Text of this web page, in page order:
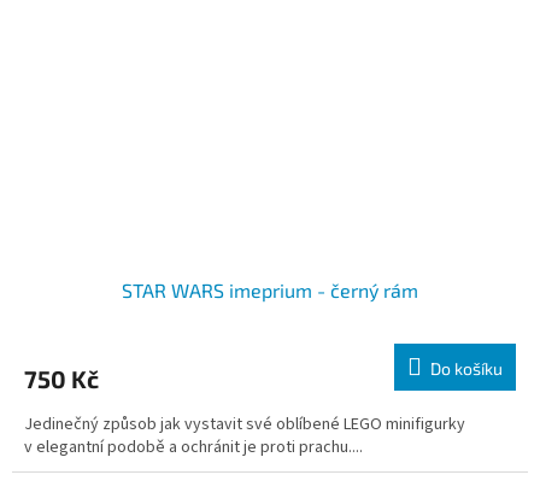
STAR WARS imeprium - černý rám
750 Kč Do košíku
Jedinečný způsob jak vystavit své oblíbené LEGO minifigurky
v elegantní podobě a ochránit je proti prachu....